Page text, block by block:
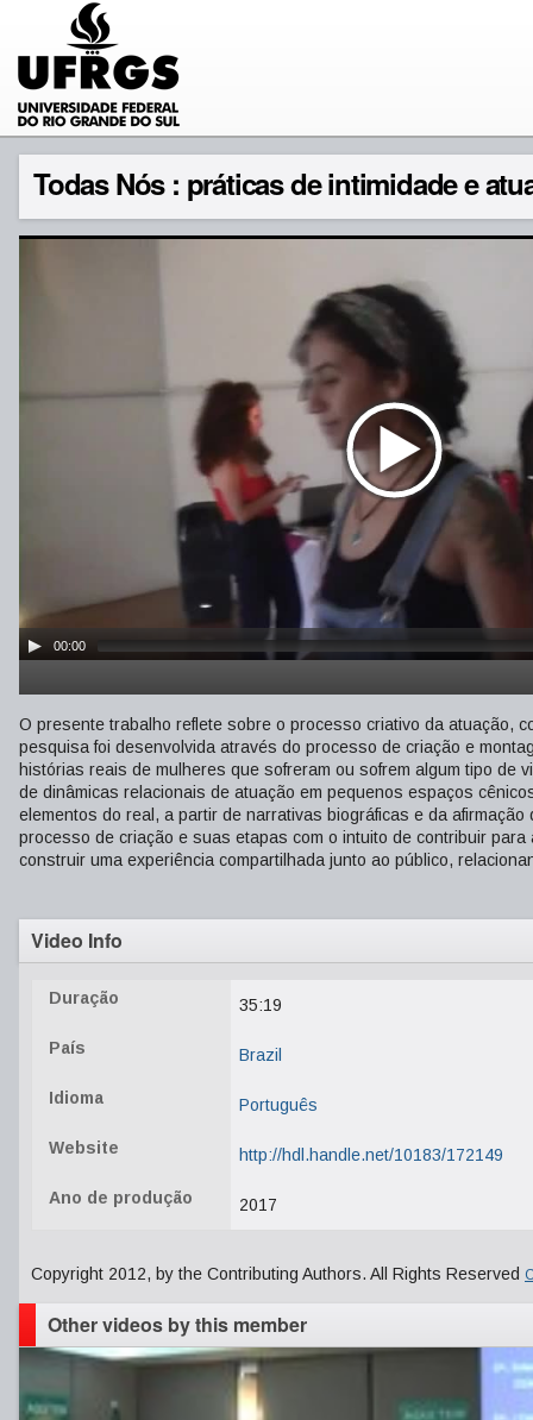
Todas Nós : práticas de intimidade e
00:00
O presente trabalho reflete sobre o processo criativo da atuação,
pesquisa foi desenvolvida através do processo de criação e
histórias reais de mulheres que sofreram ou sofrem algum tipo de
de dinâmicas relacionais de atuação em pequenos espaços
elementos do real, a partir de narrativas biográficas e da
processo de criação e suas etapas com o intuito de contribuir
construir uma experiência compartilhada junto ao público,
Video Info
Duração 35:19
País Brazil
Idioma Português
Website http://hdl.handle.net/10183/172149
Ano de produção 2017
Copyright 2012, by the Contributing Authors. All Rights Reserved
Other videos by this member